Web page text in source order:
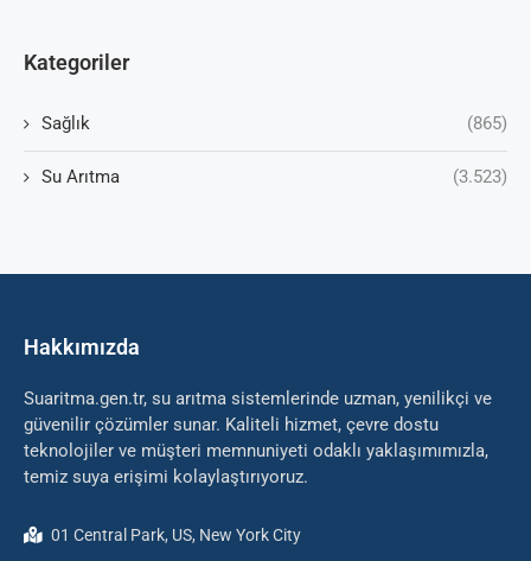
Kategoriler
Sağlık (865)
Su Arıtma (3.523)
Hakkımızda
Suaritma.gen.tr, su arıtma sistemlerinde uzman, yenilikçi ve
güvenilir çözümler sunar. Kaliteli hizmet, çevre dostu
teknolojiler ve müşteri memnuniyeti odaklı yaklaşımımızla,
temiz suya erişimi kolaylaştırıyoruz.
01 Central Park, US, New York City